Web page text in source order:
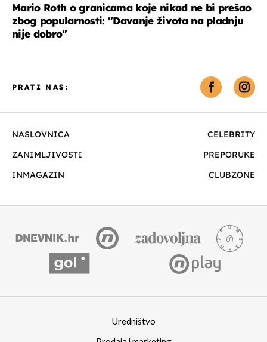
Mario Roth o granicama koje nikad ne bi prešao
zbog popularnosti: "Davanje života na pladnju
nije dobro"
NASLOVNICA
CELEBRITY
ZANIMLJIVOSTI
PREPORUKE
INMAGAZIN
CLUBZONE
PRATI NAS:
Uredništvo